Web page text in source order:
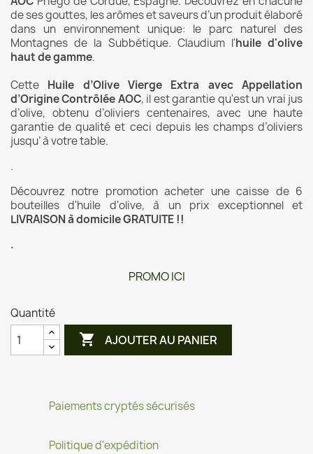
de ses gouttes, les arômes et saveurs d’un produit élaboré
dans un environnement unique: le parc naturel des
Montagnes de la Subbétique. Claudium l'huile d'olive
haut de gamme.
Cette Huile d’Olive Vierge Extra avec Appellation
d’Origine Contrôlée AOC, il est garantie qu'est un vrai jus
d’olive, obtenu d’oliviers centenaires, avec une haute
garantie de qualité et ceci depuis les champs d’oliviers
jusqu’ à votre table.
.
Découvrez notre promotion acheter une caisse de 6
bouteilles d'huile d'olive, à un prix exceptionnel et
LIVRAISON à domicile GRATUITE !!
.
PROMO ICI
Quantité
 AJOUTER AU PANIER
Paiements cryptés sécurisés
Politique d'expédition